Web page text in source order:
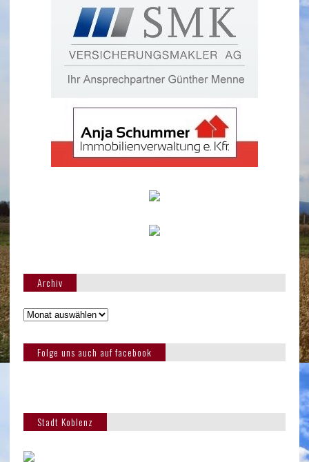
Archiv
Folge uns auch auf facebook
Stadt Koblenz